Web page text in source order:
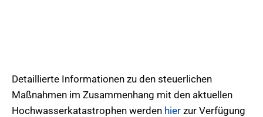
Detaillierte Informationen zu den steuerlichen
Maßnahmen im Zusammenhang mit den aktuellen
Hochwasserkatastrophen werden hier zur Verfügung